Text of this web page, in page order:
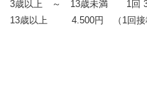
3歳以上 ～ 13歳未満 1回
13歳以上 4.500円 （1回接種が